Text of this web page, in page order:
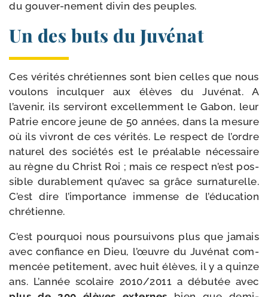
du gouver-​nement divin des peuples.
Un des buts du Juvénat
Ces véri­tés chré­tiennes sont bien celles que nous
vou­lons incul­quer aux élèves du Juvénat. A
l’avenir, ils ser­vi­ront excel­lem­ment le Gabon, leur
Patrie encore jeune de 50 années, dans la mesure
où ils vivront de ces véri­tés. Le res­pect de l’ordre
natu­rel des socié­tés est le préa­lable néces­saire
au règne du Christ Roi ; mais ce res­pect n’est pos­
sible dura­ble­ment qu’avec sa grâce sur­na­tu­relle.
C’est dire l’importance immense de l’éducation
chrétienne.
C’est pour­quoi nous pour­sui­vons plus que jamais
avec confiance en Dieu, l’œuvre du Juvénat com­
men­cée peti­te­ment, avec huit élèves, il y a quinze
ans. L’année sco­laire 2010/​2011 a débu­tée avec